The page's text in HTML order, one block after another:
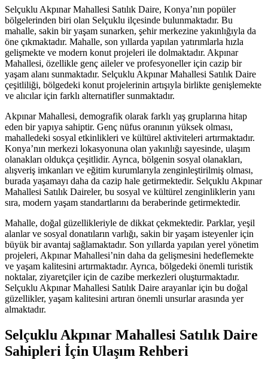
Selçuklu Akpınar Mahallesi Satılık Daire, Konya’nın popüler
bölgelerinden biri olan Selçuklu ilçesinde bulunmaktadır. Bu
mahalle, sakin bir yaşam sunarken, şehir merkezine yakınlığıyla da
öne çıkmaktadır. Mahalle, son yıllarda yapılan yatırımlarla hızla
gelişmekte ve modern konut projeleri ile dolmaktadır. Akpınar
Mahallesi, özellikle genç aileler ve profesyoneller için cazip bir
yaşam alanı sunmaktadır. Selçuklu Akpınar Mahallesi Satılık Daire
çeşitliliği, bölgedeki konut projelerinin artışıyla birlikte genişlemekte
ve alıcılar için farklı alternatifler sunmaktadır.
Akpınar Mahallesi, demografik olarak farklı yaş gruplarına hitap
eden bir yapıya sahiptir. Genç nüfus oranının yüksek olması,
mahalledeki sosyal etkinlikleri ve kültürel aktiviteleri artırmaktadır.
Konya’nın merkezi lokasyonuna olan yakınlığı sayesinde, ulaşım
olanakları oldukça çeşitlidir. Ayrıca, bölgenin sosyal olanakları,
alışveriş imkanları ve eğitim kurumlarıyla zenginleştirilmiş olması,
burada yaşamayı daha da cazip hale getirmektedir. Selçuklu Akpınar
Mahallesi Satılık Daireler, bu sosyal ve kültürel zenginliklerin yanı
sıra, modern yaşam standartlarını da beraberinde getirmektedir.
Mahalle, doğal güzellikleriyle de dikkat çekmektedir. Parklar, yeşil
alanlar ve sosyal donatıların varlığı, sakin bir yaşam isteyenler için
büyük bir avantaj sağlamaktadır. Son yıllarda yapılan yerel yönetim
projeleri, Akpınar Mahallesi’nin daha da gelişmesini hedeflemekte
ve yaşam kalitesini artırmaktadır. Ayrıca, bölgedeki önemli turistik
noktalar, ziyaretçiler için de cazibe merkezleri oluşturmaktadır.
Selçuklu Akpınar Mahallesi Satılık Daire arayanlar için bu doğal
güzellikler, yaşam kalitesini artıran önemli unsurlar arasında yer
almaktadır.
Selçuklu Akpınar Mahallesi Satılık Daire
Sahipleri İçin Ulaşım Rehberi